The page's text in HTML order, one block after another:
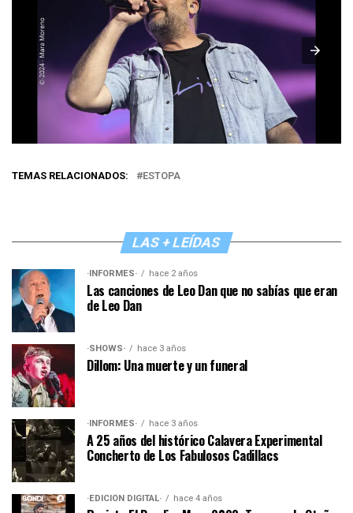
TEMAS RELACIONADOS: ESTOPA
LAS + LEÍDAS
·INFORMES· hace 2 años
Las canciones de Leo Dan que no sabías que eran
de Leo Dan
·SHOWS· hace 3 años
Dillom: Una muerte y un funeral
·INFORMES· hace 3 años
A 25 años del histórico Calavera Experimental
Concherto de Los Fabulosos Cadillacs
·EDICIÓN DIGITAL· hace 4 años